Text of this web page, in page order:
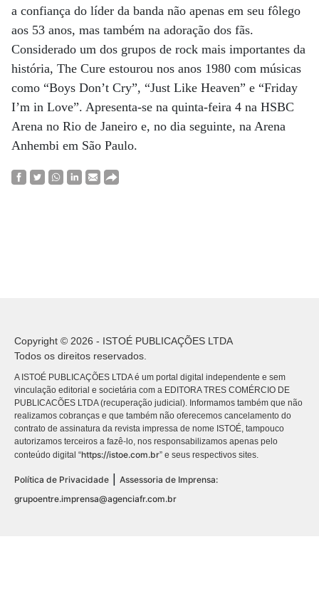
a confiança do líder da banda não apenas em seu fôlego
aos 53 anos, mas também na adoração dos fãs.
Considerado um dos grupos de rock mais importantes da
história, The Cure estourou nos anos 1980 com músicas
como “Boys Don’t Cry”, “Just Like Heaven” e “Friday
I’m in Love”. Apresenta-se na quinta-feira 4 na HSBC
Arena no Rio de Janeiro e, no dia seguinte, na Arena
Anhembi em São Paulo.
Copyright © 2026 - ISTOÉ PUBLICAÇÕES LTDA
Todos os direitos reservados.
A ISTOÉ PUBLICAÇÕES LTDA é um portal digital independente e sem
vinculação editorial e societária com a EDITORA TRES COMÉRCIO DE
PUBLICACÕES LTDA (recuperação judicial). Informamos também que não
realizamos cobranças e que também não oferecemos cancelamento do
contrato de assinatura da revista impressa de nome ISTOÉ, tampouco
autorizamos terceiros a fazê-lo, nos responsabilizamos apenas pelo
conteúdo digital “https://istoe.com.br” e seus respectivos sites.
Política de Privacidade
Assessoria de Imprensa:
grupoentre.imprensa@agenciafr.com.br